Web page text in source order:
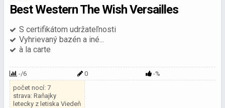
Best Western The Wish Versailles
S certifikátom udržateľnosti
Vyhrievaný bazén a iné...
à la carte
-/6 0
-%
počet nocí: 7
strava: Raňajky
letecky z letiska Viedeň